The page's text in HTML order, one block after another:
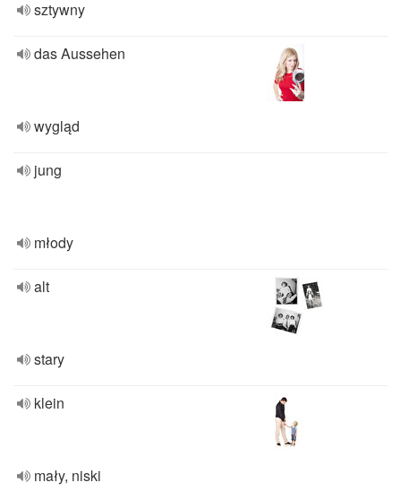
sztywny
das Aussehen
wygląd
jung
młody
alt
stary
klein
mały, niski